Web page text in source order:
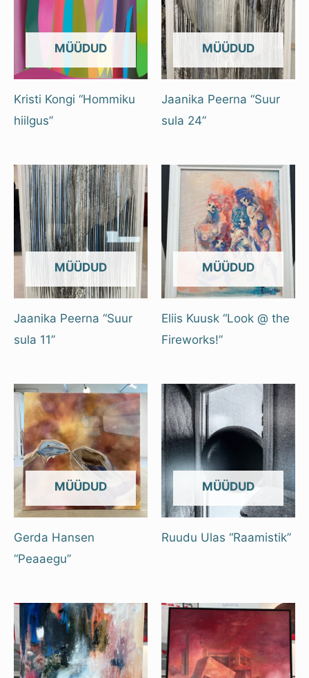
OUT OF STOCK
Kristi Kongi “Hommiku
hiilgus”
OUT OF STOCK
Jaanika Peerna “Suur
sula 24”
OUT OF STOCK
Jaanika Peerna “Suur
sula 11”
OUT OF STOCK
Eliis Kuusk “Look @ the
Fireworks!”
OUT OF STOCK
Gerda Hansen
“Peaaegu”
OUT OF STOCK
Ruudu Ulas “Raamistik”